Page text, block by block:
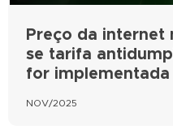
Preço da internet
se tarifa
for implementada
NOV/2025